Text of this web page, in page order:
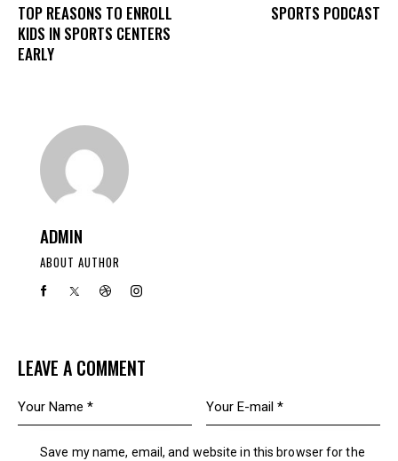
TOP REASONS TO ENROLL
KIDS IN SPORTS CENTERS
EARLY
SPORTS PODCAST
ADMIN
ABOUT AUTHOR
LEAVE A COMMENT
Save my name, email, and website in this browser for the